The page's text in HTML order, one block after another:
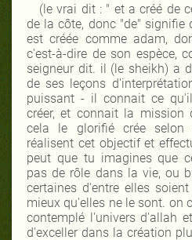
(le vrai dit : " et a créé de
de la côte, donc "de" signifie
est créée comme adam,
c'est-à-dire de son espèce,
seigneur dit. il (le sheikh) a
de ses leçons
puissant - il connait ce
créer, et connait la mission
cela le glorifié crée selon
réalisent cet objectif et
peut que tu imagines que
pas de rôle dans la vie, ou
certaines d'entre elles
mieux qu'elles ne le sont. on
contemplé l'univers d'allah
d'exceller dans la création